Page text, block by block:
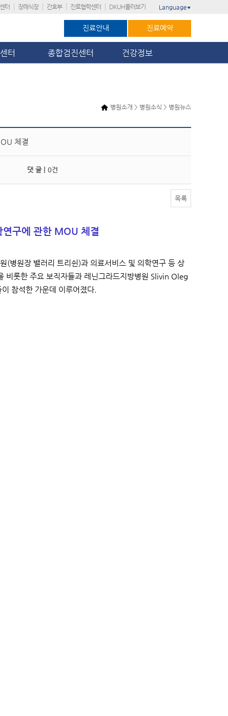
터 장례식장 간호부 진료협력센터 DKUH둘러보기 Language ▼
진료안내 진료예약
터 종합검진센터 건강정보
병원소개 > 병원소식 > 병원뉴스
체결
댓 글 | 0건
목록
연구에 관한 MOU 체결
(병원장 밸러리 트리쉰)과 의료서비스 및 의학연구 등 상
비롯한 주요 보직자들과 레닌그라드지방병원 Slivin Oleg
참석한 가운데 이루어졌다.